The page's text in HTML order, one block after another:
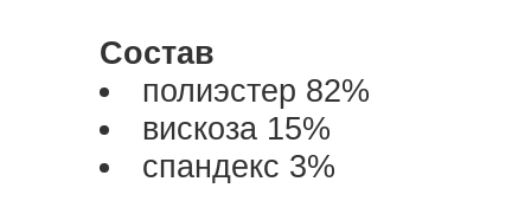
Состав
полиэстер 82%
вискоза 15%
спандекс 3%